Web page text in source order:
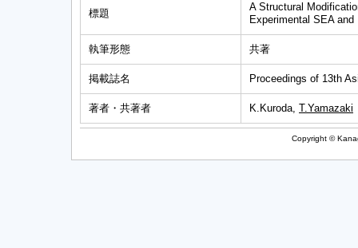
標題
A Structural
Experimental SEA
執筆形態 共著
掲載誌名 Proceedings of 13th
著者・共著者 K.Kuroda, T.Yamazaki
Copyright ©